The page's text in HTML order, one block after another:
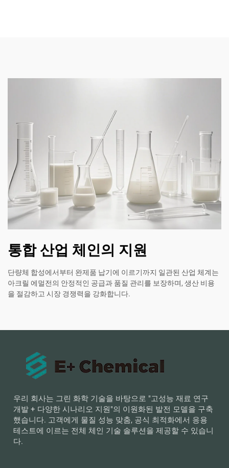
통합 산업 체인의 지원
단량체 합성에서부터 완제품 납기에 이르기까지 일관된 산업 체계는
아크릴 에멀전의 안정적인 공급과 품질 관리를 보장하며, 생산 비용
을 절감하고 시장 경쟁력을 강화합니다.
우리 회사는 그린 화학 기술을 바탕으로 "고성능 재료 연구
개발 + 다양한 시나리오 지원"의 이원화된 발전 모델을 구축
했습니다. 고객에게 물질 성능 맞춤, 공식 최적화에서 응용
테스트에 이르는 전체 체인 기술 솔루션을 제공할 수 있습니
다.